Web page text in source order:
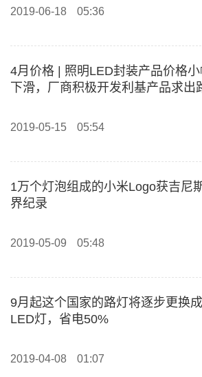
2019-06-18 05:36
4月价格 | 照明LED封装产品价格小
下滑，厂商积极开发利基产品求出
2019-05-15 05:54
1万个灯泡组成的小米Logo获吉尼
界纪录
2019-05-09 05:48
9月起这个国家的路灯将逐步更换成
LED灯，省电50%
2019-04-08 01:07